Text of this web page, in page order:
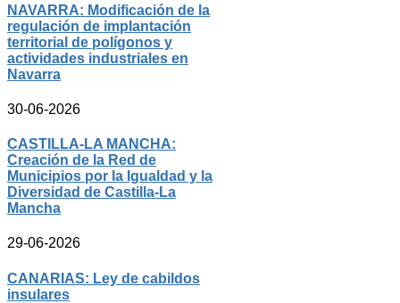
NAVARRA: Modificación de la
regulación de implantación
territorial de polígonos y
actividades industriales en
Navarra
30-06-2026
CASTILLA-LA MANCHA:
Creación de la Red de
Municipios por la Igualdad y la
Diversidad de Castilla-La
Mancha
29-06-2026
CANARIAS: Ley de cabildos
insulares